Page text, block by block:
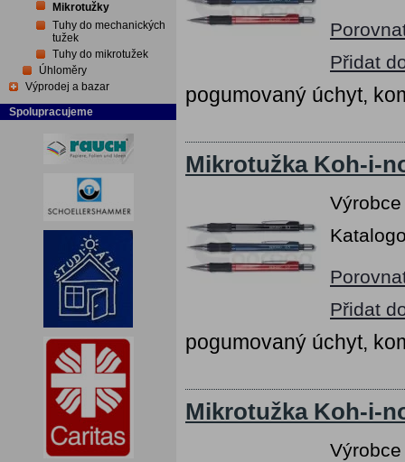
Mikrotužky
Tuhy do mechanických
tužek
Tuhy do mikrotužek
Úhloměry
Výprodej a bazar
Spolupracujeme
Přidat
pogumovaný úchyt,
Mikrotužka Koh-i-
Přidat
pogumovaný úchyt,
Mikrotužka Koh-i-